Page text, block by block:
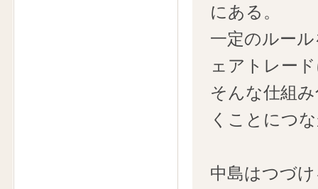
にある。
一定のルー
ェアトレー
そんな仕組
くことにつ
中島はつづ